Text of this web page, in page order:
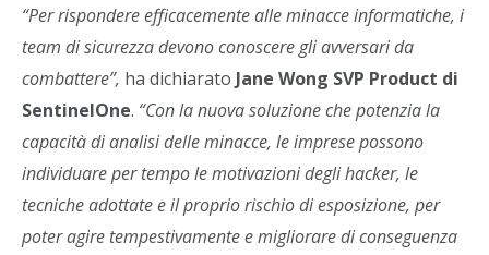
“Per rispondere efficacemente alle minacce informatiche, i
team di sicurezza devono conoscere gli avversari da
combattere”, ha dichiarato Jane Wong SVP Product di
SentinelOne. “Con la nuova soluzione che potenzia la
capacità di analisi delle minacce, le imprese possono
individuare per tempo le motivazioni degli hacker, le
tecniche adottate e il proprio rischio di esposizione, per
poter agire tempestivamente e migliorare di conseguenza